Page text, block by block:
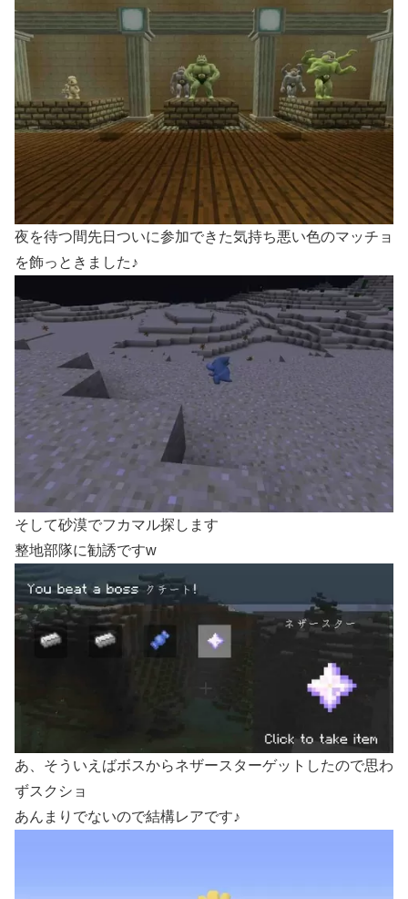
夜を待つ間先日ついに参加できた気持ち悪い色のマッチョ
を飾っときました♪
そして砂漠でフカマル探します
整地部隊に勧誘ですw
あ、そういえばボスからネザースターゲットしたので思わ
ずスクショ
あんまりでないので結構レアです♪